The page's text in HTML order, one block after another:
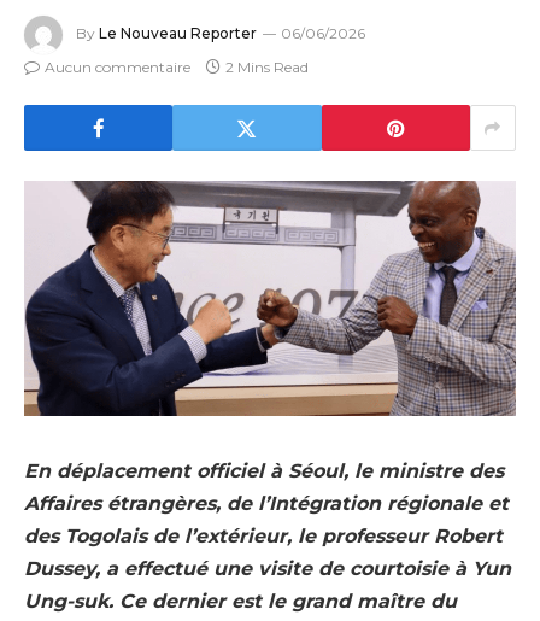
By Le Nouveau Reporter
06/06/2026
Aucun commentaire
2 Mins Read
En déplacement officiel à Séoul, le ministre des
Affaires étrangères, de l’Intégration régionale et
des Togolais de l’extérieur, le professeur Robert
Dussey, a effectué une visite de courtoisie à Yun
Ung-suk. Ce dernier est le grand maître du